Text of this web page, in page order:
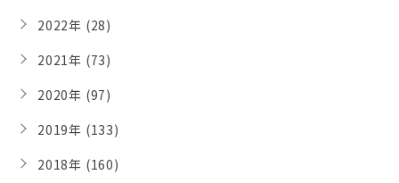
2022年 (28)
2021年 (73)
2020年 (97)
2019年 (133)
2018年 (160)